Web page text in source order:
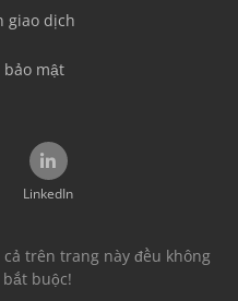
giao dịch
bảo mật
LinkedIn
trên trang này đều không
buộc!